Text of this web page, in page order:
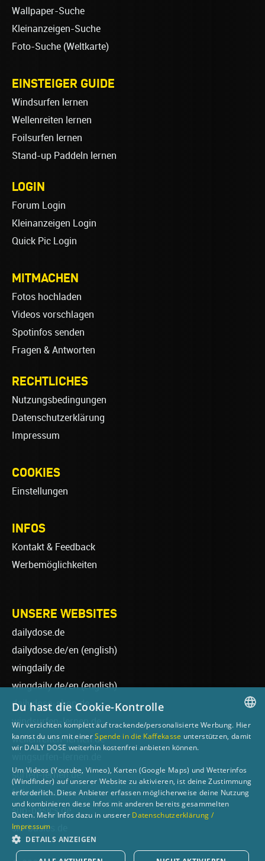
Wallpaper-Suche
Kleinanzeigen-Suche
Foto-Suche (Weltkarte)
EINSTEIGER GUIDE
Windsurfen lernen
Wellenreiten lernen
Foilsurfen lernen
Stand-up Paddeln lernen
LOGIN
Forum Login
Kleinanzeigen Login
Quick Pic Login
MITMACHEN
Fotos hochladen
Videos vorschlagen
Spotinfos senden
Fragen & Antworten
RECHTLICHES
Nutzungsbedingungen
Datenschutzerklärung
Impressum
COOKIES
Einstellungen
INFOS
Kontakt & Feedback
Werbemöglichkeiten
UNSERE WEBSITES
dailydose.de
dailydose.de/en (english)
wingdaily.de
wingdaily.de/en(english)
dailydose-shop.de
windsurfen-lernen.de
wellenreiten-lernen.de
surfen-lernen.de
foilsurfen.de
sup-basics.de
ski-basics.de
GERMAN
Du hast die Cookie-Kontrolle
Wir verzichten komplett auf trackende/personalisierte Werbung. Hier
kannst du uns mit einerSpende in die Kaffekasse unterstützen, damit
wir DAILY DOSE weiterhin kostenfrei anbieten können.
Um Videos (Youtube, Vimeo), Karten (Google Maps) und Wetterinfos
(Windfinder) auf unserer Website zu aktivieren, ist deine Zustimmung
erforderlich. Diese Anbieter erfassen möglicherweise deine Nutzung
und kombinieren diese Infos mit anderen bereits gesammelten
Daten. Mehr Infos dazu in unserer Datenschutzerklärung /
Impressum
DETAILS ANZEIGEN